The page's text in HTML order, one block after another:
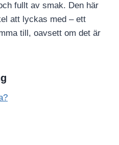
fullt av smak. Den här
att lyckas med – ett
till, oavsett om det är